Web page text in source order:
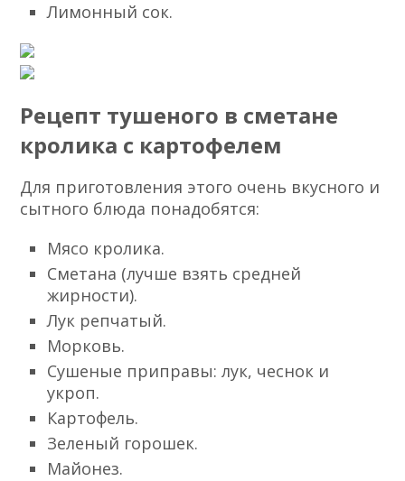
Лимонный сок.
Рецепт тушеного в сметане
кролика с картофелем
Для приготовления этого очень вкусного и
сытного блюда понадобятся:
Мясо кролика.
Сметана (лучше взять средней
жирности).
Лук репчатый.
Морковь.
Сушеные приправы: лук, чеснок и
укроп.
Картофель.
Зеленый горошек.
Майонез.